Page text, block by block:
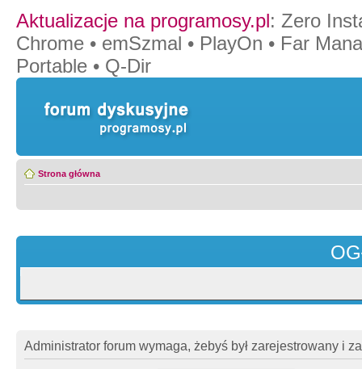
Aktualizacje na programosy.pl: Zero
Chrome • emSzmal • PlayOn • Far
Portable • Q-Dir
Strona główna
Administrator forum wymaga, żebyś był zarejestrowany i